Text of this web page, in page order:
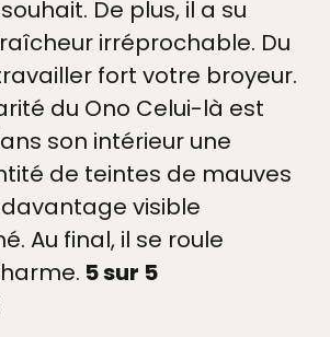
De plus, il a su
irréprochable. Du
fort votre broyeur.
du Ono Celui-là est
son intérieur une
de teintes de mauves
visible
Au final, il se roule
5 sur 5